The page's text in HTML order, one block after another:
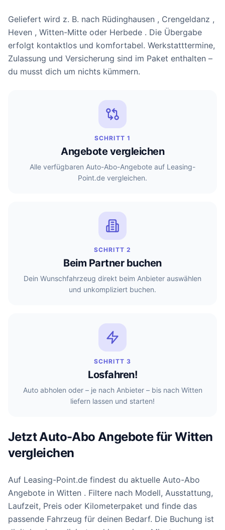
Geliefert wird z. B. nach Rüdinghausen , Crengeldanz ,
Heven , Witten-Mitte oder Herbede . Die Übergabe
erfolgt kontaktlos und komfortabel. Werkstatttermine,
Zulassung und Versicherung sind im Paket enthalten –
du musst dich um nichts kümmern.
SCHRITT 1
Angebote vergleichen
Alle verfügbaren Auto-Abo-Angebote auf Leasing-
Point.de vergleichen.
SCHRITT 2
Beim Partner buchen
Dein Wunschfahrzeug direkt beim Anbieter auswählen
und unkompliziert buchen.
SCHRITT 3
Losfahren!
Auto abholen oder – je nach Anbieter – bis nach Witten
liefern lassen und starten!
Jetzt Auto-Abo Angebote für Witten
vergleichen
Auf Leasing-Point.de findest du aktuelle Auto-Abo
Angebote in Witten . Filtere nach Modell, Ausstattung,
Laufzeit, Preis oder Kilometerpaket und finde das
passende Fahrzeug für deinen Bedarf. Die Buchung ist